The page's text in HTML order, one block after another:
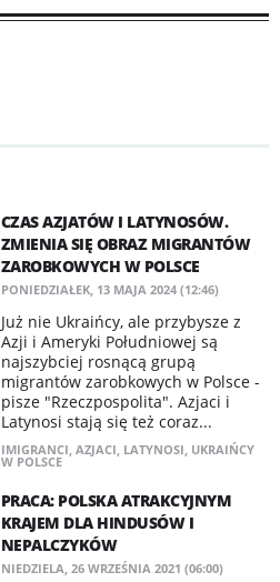
CZAS AZJATÓW I LATYNOSÓW.
ZMIENIA SIĘ OBRAZ MIGRANTÓW
ZAROBKOWYCH W POLSCE
PONIEDZIAŁEK, 13 MAJA 2024 (12:46)
Już nie Ukraińcy, ale przybysze z
Azji i Ameryki Południowej są
najszybciej rosnącą grupą
migrantów zarobkowych w Polsce -
pisze "Rzeczpospolita". Azjaci i
Latynosi stają się też coraz...
IMIGRANCI, AZJACI, LATYNOSI, UKRAIŃCY
W POLSCE
PRACA: POLSKA ATRAKCYJNYM
KRAJEM DLA HINDUSÓW I
NEPALCZYKÓW
NIEDZIELA, 26 WRZEŚNIA 2021 (06:00)